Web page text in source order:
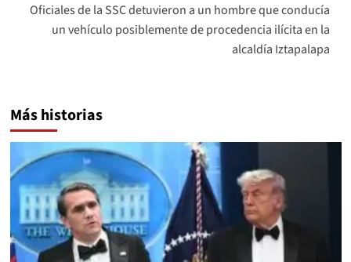
Oficiales de la SSC detuvieron a un hombre que conducía
un vehículo posiblemente de procedencia ilícita en la
alcaldía Iztapalapa
Más historias